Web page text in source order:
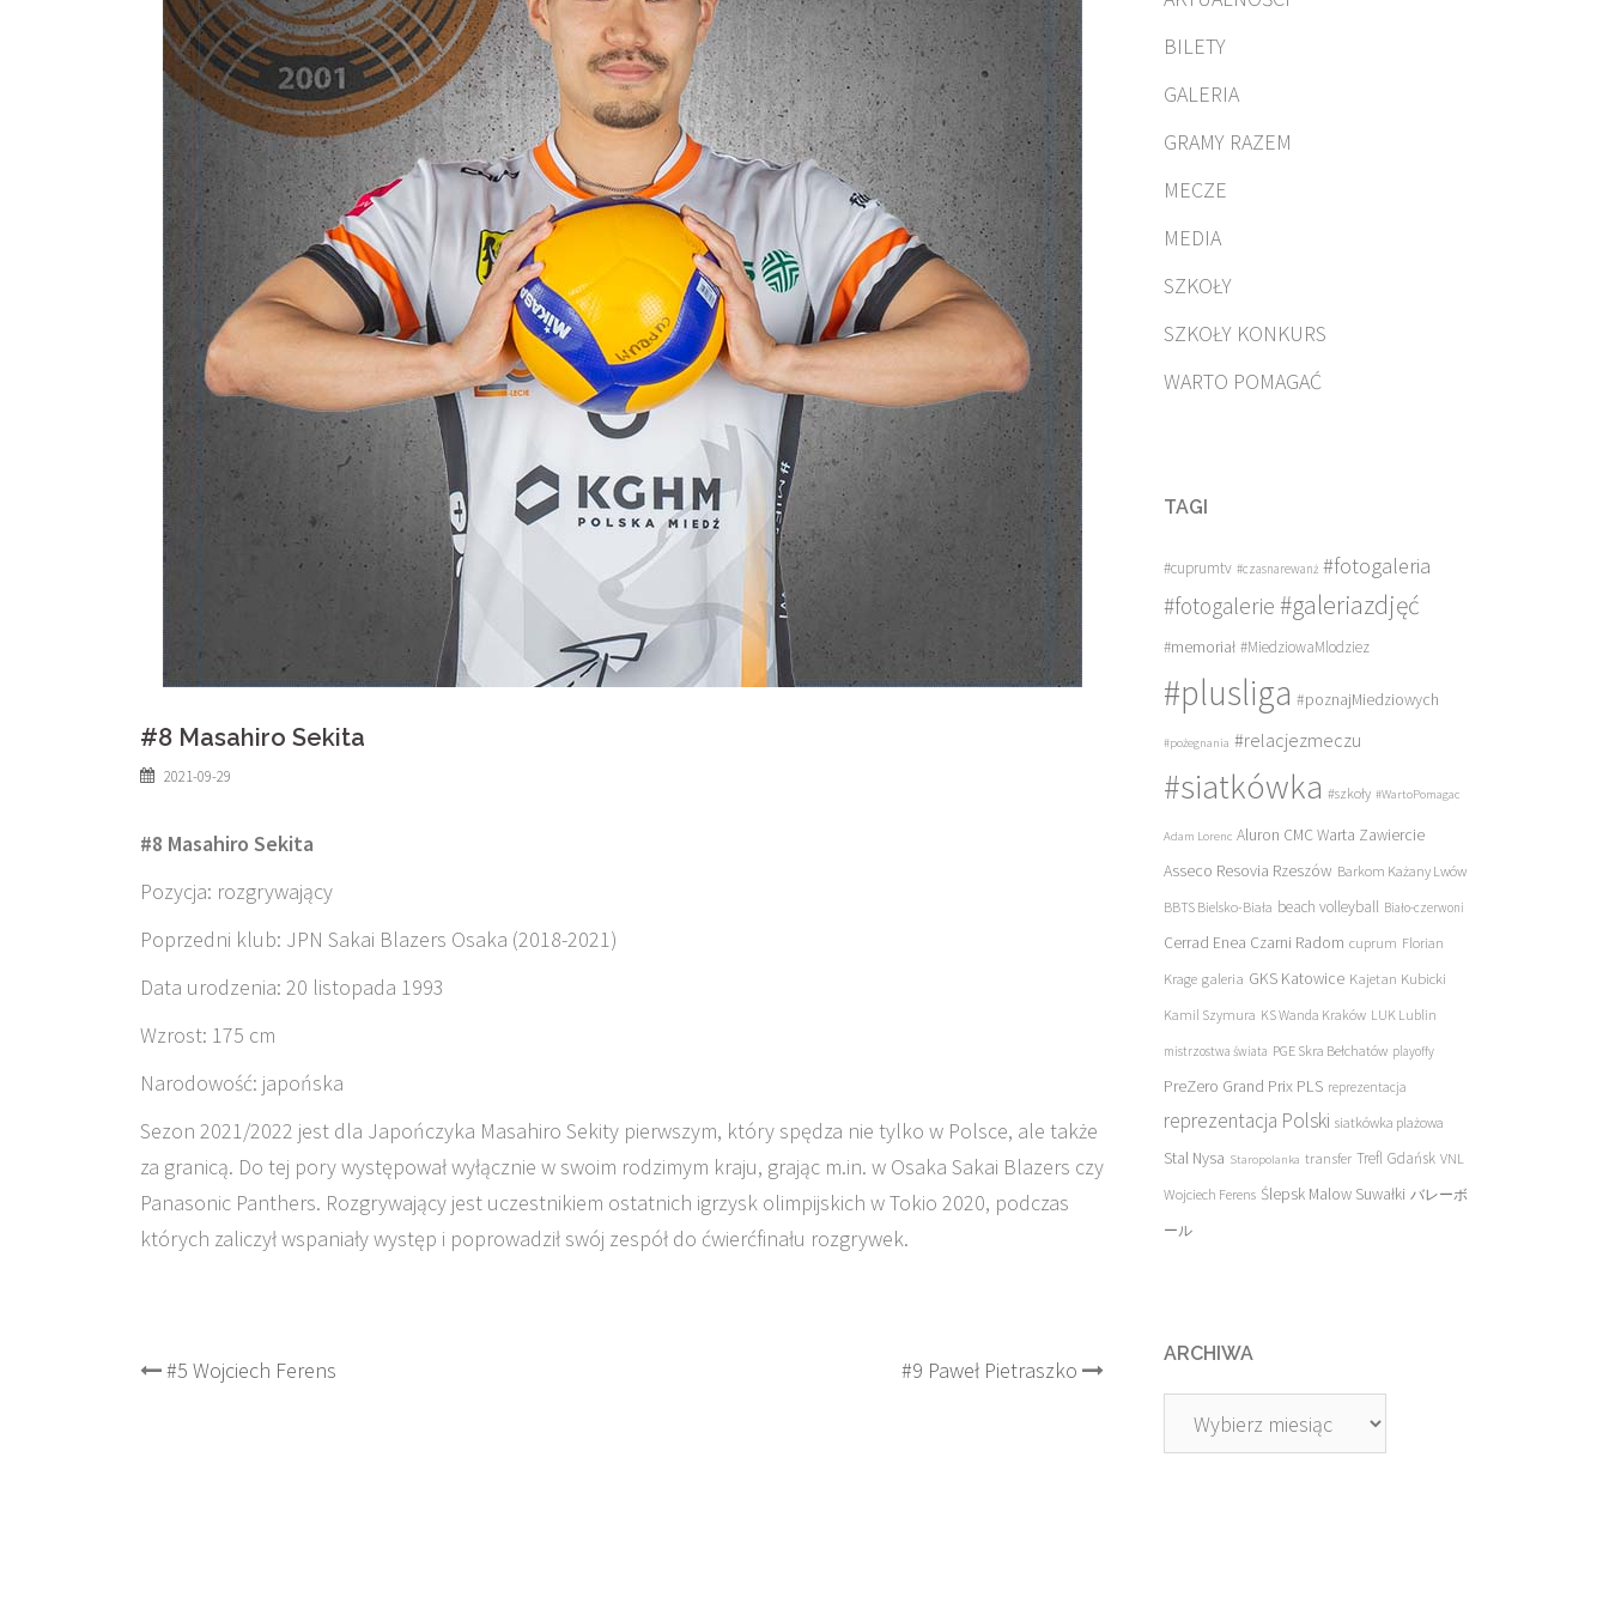
#8 Masahiro Sekita
2021-09-29
#8 Masahiro Sekita
Pozycja: rozgrywający
Poprzedni klub: JPN Sakai Blazers Osaka (2018-2021)
Data urodzenia: 20 listopada 1993
Wzrost: 175 cm
Narodowość: japońska
Sezon 2021/2022 jest dla Japończyka Masahiro Sekity pierwszym, który spędza nie tylko w Polsce, ale także
za granicą. Do tej pory występował wyłącznie w swoim rodzimym kraju, grając m.in. w Osaka Sakai Blazers czy
Panasonic Panthers. Rozgrywający jest uczestnikiem ostatnich igrzysk olimpijskich w Tokio 2020, podczas
których zaliczył wspaniały występ i poprowadził swój zespół do ćwierćfinału rozgrywek.
Post
#5 Wojciech Ferens #9 Paweł Pietraszko
BILETY
GALERIA
GRAMY RAZEM
MECZE
MEDIA
SZKOŁY
SZKOŁY KONKURS
WARTO POMAGAĆ
TAGI
#cuprumtv #czasnarewanż #fotogaleria
#fotogalerie #galeriazdjęć
#memoriał #MiedziowaMlodziez
#plusliga #poznajMiedziowych
#pożegnania #relacjezmeczu
#siatkówka #szkoły #WartoPomagac
Adam Lorenc Aluron CMC Warta Zawiercie
Asseco Resovia Rzeszów Barkom Każany Lwów
BBTS Bielsko-Biała beach volleyball Biało-czerwoni
Cerrad Enea Czarni Radom cuprum Florian
Krage galeria GKS Katowice Kajetan Kubicki
Kamil Szymura KS Wanda Kraków LUK Lublin
mistrzostwa świata PGE Skra Bełchatów playoffy
PreZero Grand Prix PLS reprezentacja
reprezentacja Polski siatkówka plażowa
Stal Nysa Staropolanka transfer Trefl Gdańsk VNL
Wojciech Ferens Ślepsk Malow Suwałki バレーボ
ール
ARCHIWA
Archiwa